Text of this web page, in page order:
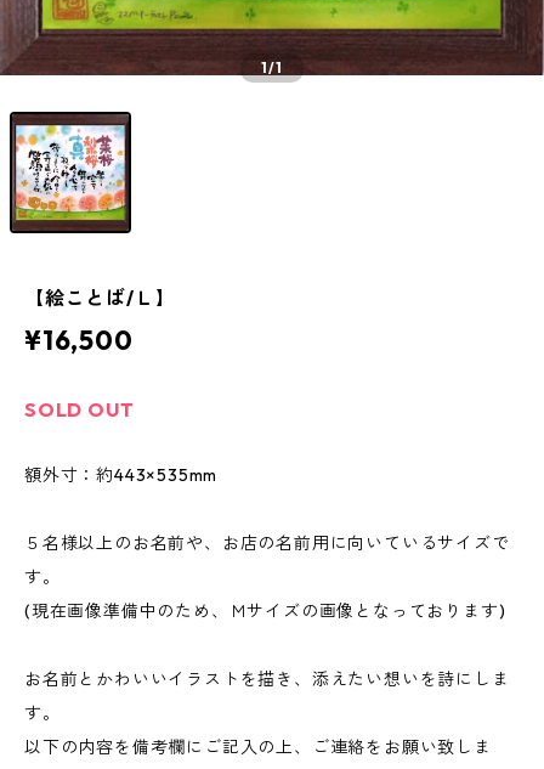
1/1
【絵ことば/Ｌ】
¥16,500
SOLD OUT
額外寸：約443×535mm
５名様以上のお名前や、お店の名前用に向いているサイズで
す。
(現在画像準備中のため、Ｍサイズの画像となっております)
お名前とかわいいイラストを描き、添えたい想いを詩にしま
す。
以下の内容を備考欄にご記入の上、ご連絡をお願い致しま